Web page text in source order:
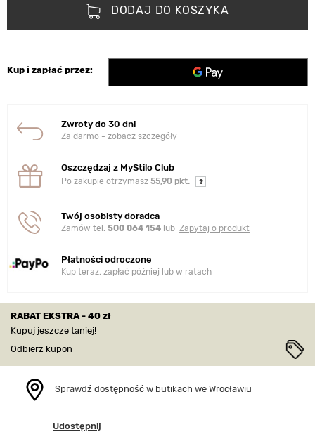
DODAJ DO KOSZYKA
Kup i zapłać przez:
Zwroty do 30 dni
Za darmo - zobacz szczegóły
Oszczędzaj z MyStilo Club
Po zakupie otrzymasz 55,90 pkt.
Twój osobisty doradca
Zamów tel. 500 064 154 lub Zapytaj o produkt
Płatności odroczone
Kup teraz, zapłać później lub w ratach
RABAT EKSTRA - 40 zł
Kupuj jeszcze taniej!
Odbierz kupon
Sprawdź dostępność w butikach we Wrocławiu
Udostępnij